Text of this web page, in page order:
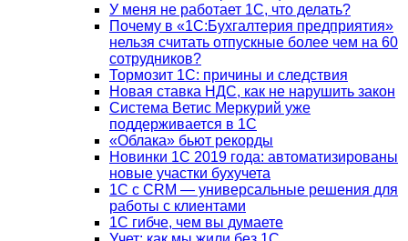
У меня не работает 1С, что делать?
Почему в «1С:Бухгалтерия предприятия»
нельзя считать отпускные более чем на 60
сотрудников?
Тормозит 1C: причины и следствия
Новая ставка НДС, как не нарушить закон
Система Ветис Меркурий уже
поддерживается в 1С
«Облака» бьют рекорды
Новинки 1С 2019 года: автоматизированы
новые участки бухучета
1С с CRM — универсальные решения для
работы с клиентами
1С гибче, чем вы думаете